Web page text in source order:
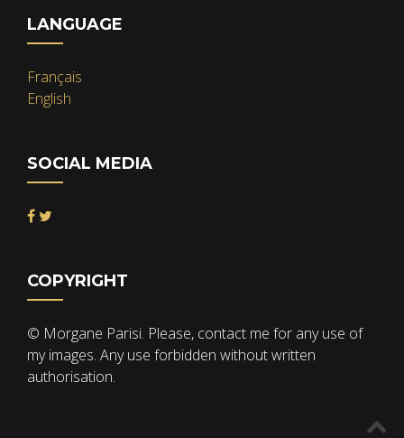
LANGUAGE
Français
English
SOCIAL MEDIA
COPYRIGHT
© Morgane Parisi. Please, contact me for any use of
my images. Any use forbidden without written
authorisation.